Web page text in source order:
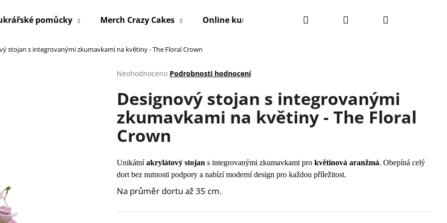
pomůcky Merch Crazy Cakes Online kurzy Kontakty Obchodní podmínky
Hledat PřihlášeníNákupní
stojan s integrovanými zkumavkami na květiny - The Floral Crown
Průměrné
produktu
je
z
5
hvězdiček.
Neohodnoceno Podrobnosti hodnocení
Designový stojan s integrovanými
zkumavkami na květiny - The Floral
Crown
Unikátníakrylátový stojan s integrovanými zkumavkami pro květinová aranžmá. Obepíná celý
dort bez nutnosti podpory a nabízí moderní design pro každou příležitost.
Na průměr dortu až 35 cm.
Co potřebujete najít?
HLEDAT